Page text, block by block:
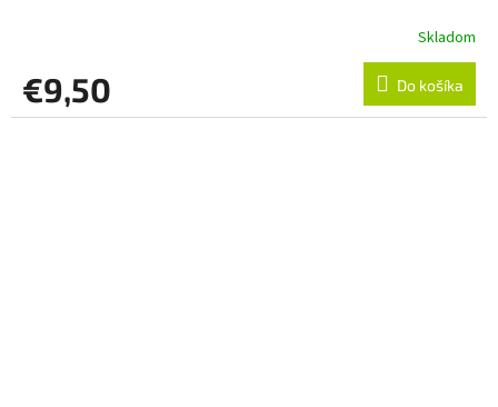
Skladom
€9,50 Do košíka